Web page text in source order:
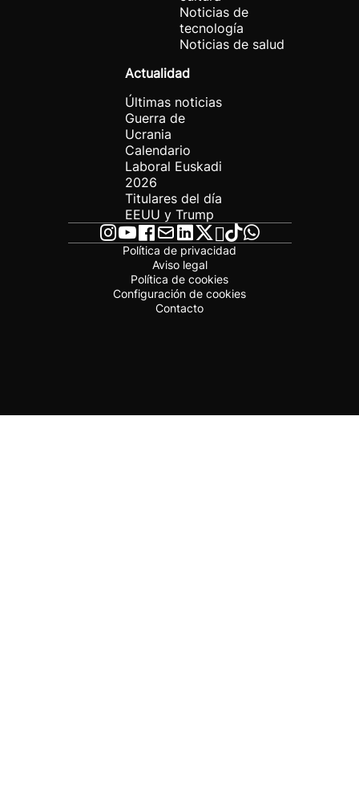
Noticias de
tecnología
Noticias de salud
Actualidad
Últimas noticias
Guerra de
Ucrania
Calendario
Laboral Euskadi
2026
Titulares del día
EEUU y Trump
Política de privacidad
Aviso legal
Política de cookies
Configuración de cookies
Contacto